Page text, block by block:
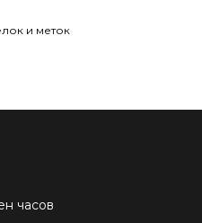
и меток
часов